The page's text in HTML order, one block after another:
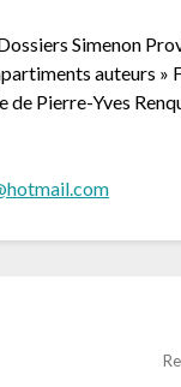
Simenon
auteurs »
de Pierre-Yves